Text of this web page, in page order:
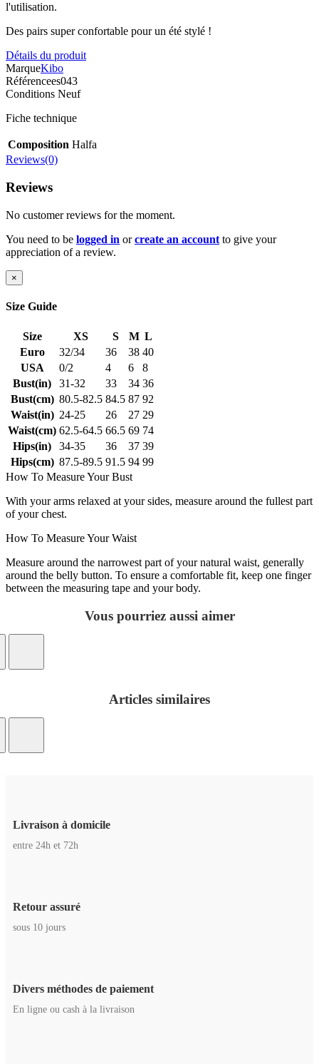
l'utilisation.
Des pairs super confortable pour un été stylé !
Détails du produit
MarqueKibo
Référencees043
Conditions Neuf
Fiche technique
Composition Halfa
Reviews(0)
Reviews
No customer reviews for the moment.
You need to be logged in orcreate an account to give your
appreciation of a review.
×
Size Guide
Size XS S M L
Euro
32/34 36 38 40
USA
0/2 4 6
8
Bust(in)
31-32 33 34 36
Bust(cm) 80.5-82.5 84.5 87 92
Waist(in) 24-25 26 27 29
Waist(cm) 62.5-64.5 66.5 69 74
Hips(in)
34-35 36 37 39
Hips(cm) 87.5-89.5 91.5 94 99
How To Measure Your Bust
With your arms relaxed at your sides, measure around the fullest part
of your chest.
How To Measure Your Waist
Measure around the narrowest part of your natural waist, generally
around the belly button. To ensure a comfortable fit, keep one finger
between the measuring tape and your body.
Vous pourriez aussi aimer
Articles similaires
Livraison à domicile
entre 24h et 72h
Retour assuré
sous 10 jours
Divers méthodes de paiement
En ligne ou cash à la livraison